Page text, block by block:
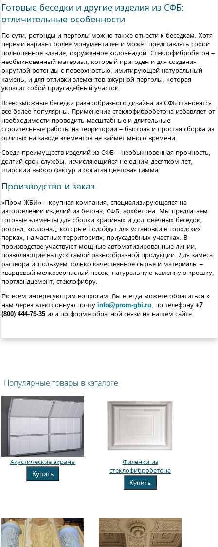
Готовые беседки и другие изделия из СФБ:
отличительные особенности
По сути, ротонды и перголы можно также отнести к беседкам. Хотя
первый вариант более монументален и может представлять собой
полноценное здание, окруженное колоннадой. Стеклофибробетон –
необыкновенный материал, который пригоден и для создания
округлой ротонды с поверхностью, имитирующей натуральный
камень, и для отливки элементов ажурной перголы, которая
украсит собой приусадебный участок.
Всевозможные беседки разнообразного дизайна из СФБ становятся
все более популярны. Применение стеклофибробетона избавляет от
необходимости проводить масштабные и длительные
строительные работы на территории – быстрая и простая сборка из
отлитых на заводе элементов не займет много времени.
Среди преимуществ изделий из СФБ – необыкновенная прочность,
долгий срок службы, исчисляющийся не одним десятком лет,
широкий выбор фактур и богатая цветовая гамма.
Производство и заказ
«Пром ЖБИ» – крупная компания, специализирующаяся на
изготовлении изделий из бетона, СФБ, архбетона. Мы предлагаем
готовые элементы для сборки красивых и долговечных беседок,
ротонд, коллонад, которые подойдут для установки в городских
парках, на частных территориях, приусадебных участках. В
производстве участвуют мощные автоматизированные линии,
позволяющие выпуск самой разнообразной продукции. Для замеса
раствора используем только качественное сырье и материалы –
кварцевый мелкозернистый песок, натуральную каменную крошку,
портландцемент, стеклофибру.
По всем интересующим вопросам, Вы всегда можете обратиться к
нам через электронную почту info@prom-gbi.ru, по телефону +7
(800) 444-79-35 или по форме обратной связи на нашем сайте.
Популярные товары в каталоге
Акустические экраны
Купить
Филенки из
стеклофибробетона
Купить